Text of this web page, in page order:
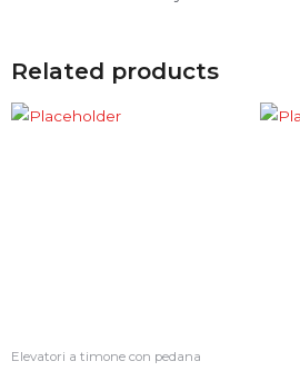
Related products
Elevatori a timone con pedana